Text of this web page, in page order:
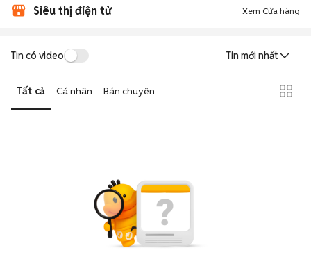
Siêu thị điện tử Xem Cửa hàng
Tin có video Tin mới nhất
Tất cả Cá nhân Bán chuyên